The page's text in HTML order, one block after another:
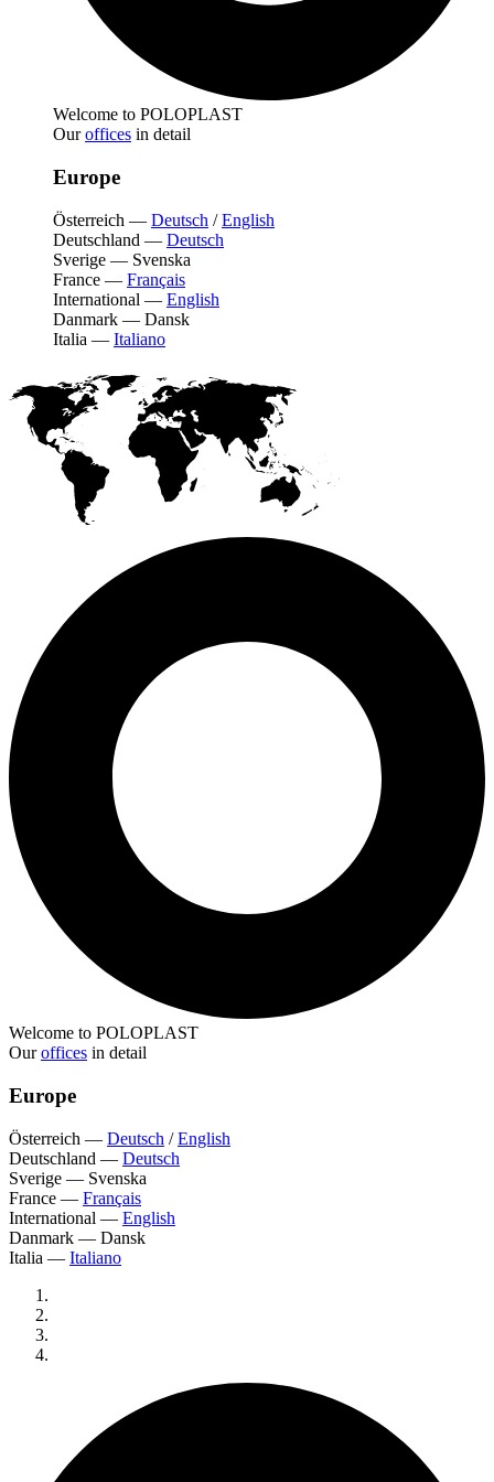
Welcome to POLOPLAST
Ouroffices in detail
Europe
Österreich — Deutsch /English
Deutschland — Deutsch
Sverige — Svenska
France — Français
International — English
Danmark — Dansk
Italia — Italiano
Welcome to POLOPLAST
Ouroffices in detail
Europe
Österreich — Deutsch /English
Deutschland — Deutsch
Sverige — Svenska
France — Français
International — English
Danmark — Dansk
Italia — Italiano